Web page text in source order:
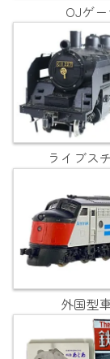
OJゲー
ライブス
外国型